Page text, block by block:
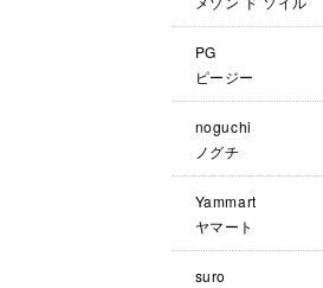
PG
ピージー
noguchi
ノグチ
Yammart
ヤマート
suro